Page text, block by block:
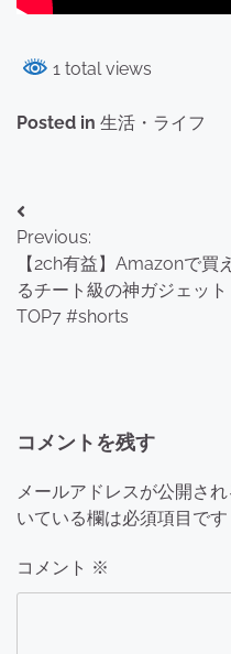
1 total views
Posted in 生活・ライフ
投
稿
ナ
シ
ョ
ン
Previous:
【2ch有益】Amazonで買え
るチート級の神ガジェット
TOP7 #shorts
コメントを残す
メールアドレスが公開され
いている欄は必須項目です
コメント ※